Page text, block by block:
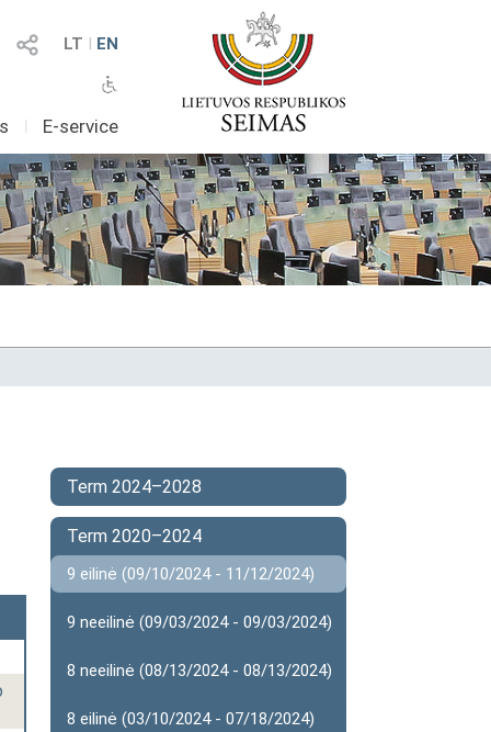
LT I EN
I E-service
Term 2024–2028
Term 2020–2024
9 eilinė (09/10/2024 - 11/12/2024)
9 neeilinė (09/03/2024 - 09/03/2024)
8 neeilinė (08/13/2024 - 08/13/2024)
8 eilinė (03/10/2024 - 07/18/2024)